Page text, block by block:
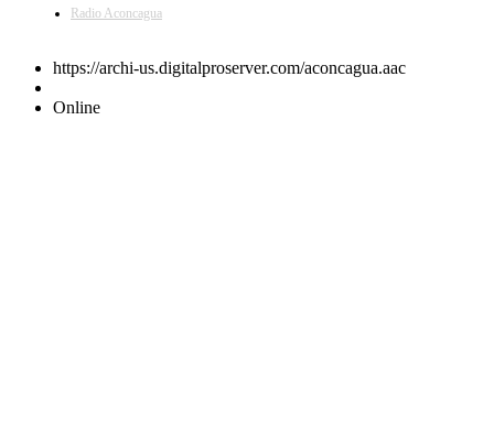
Radio Aconcagua
https://archi-us.digitalproserver.com/aconcagua.aac
Online